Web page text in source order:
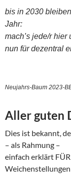
bis in 2030
Jahr:
mach’s jede/r
nun für dezentral
Neujahrs-Baum 2023-
Aller guten
Dies ist bekannt,
– als Rahmung –
einfach erklärt